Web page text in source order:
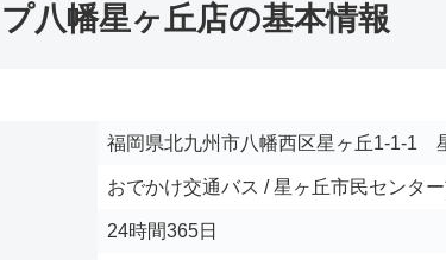
八幡星ヶ丘店の基本情報
福岡県北九州市八幡西区星ヶ丘1-1-1
おでかけ交通バス / 星ヶ丘市民セン
24時間365日